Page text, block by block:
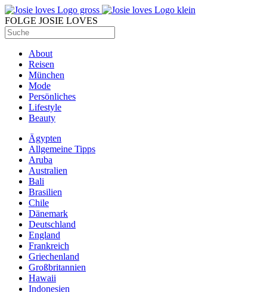
FOLGE JOSIE LOVES
About
Reisen
München
Mode
Persönliches
Lifestyle
Beauty
Ägypten
Allgemeine Tipps
Aruba
Australien
Bali
Brasilien
Chile
Dänemark
Deutschland
England
Frankreich
Griechenland
Großbritannien
Hawaii
Indonesien